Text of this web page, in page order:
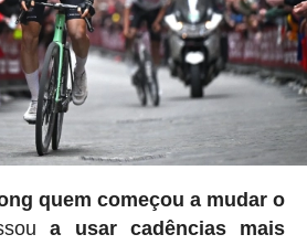
quem começou a mudar o
a usar cadências mais